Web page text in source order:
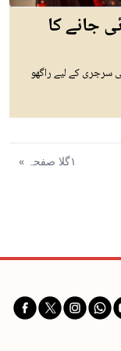
جانے کا
سرجری کے لیے راگھو
١گلا صفحہ »